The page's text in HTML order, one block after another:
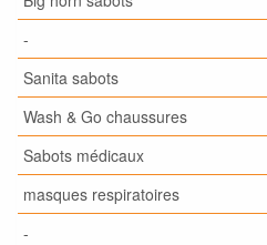
-
Sanita sabots
Wash & Go chaussures
Sabots médicaux
masques respiratoires
-